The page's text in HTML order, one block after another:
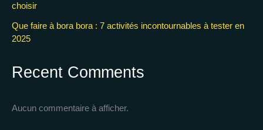
choisir
Que faire à bora bora : 7 activités incontournables à tester en
2025
Recent Comments
Aucun commentaire à afficher.